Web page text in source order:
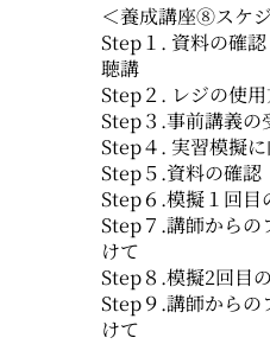
＜養成講座⑧スケ
Step１. 資料の確
聴講
Step２. レジの使
Step３.事前講義の
Step４. 実習模擬
Step５.資料の確認
Step６.模擬１回目
Step７.講師からの
けて
Step８.模擬2回目
Step９.講師からの
けて